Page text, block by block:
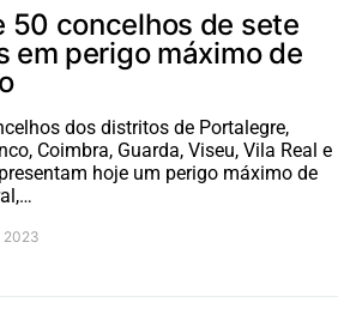
50 concelhos de sete
em perigo máximo de
dos distritos de Portalegre,
Coimbra, Guarda, Viseu, Vila Real e
hoje um perigo máximo de
2023